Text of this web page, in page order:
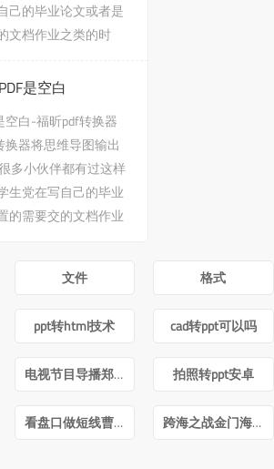
己的毕业论文或者是
文档作业之类的时
是空白
空白-福昕pdf转换器
换器将思维导图输出
多小伙伴都有过这样
生党在写自己的毕业
的需要交的文档作业
文件 格式
ppt转html技术 cad转ppt可以吗
电视节目导播郑月pdf 拍照转ppt安卓
看盘口做短线曹明成Pdf 跨海之战金门海南一江山PDF下载